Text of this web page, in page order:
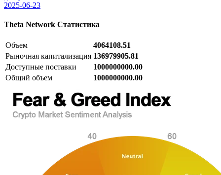
2025-06-23
Theta Network Статистика
Объем
4064108.51
Рыночная капитализация 136979905.81
Доступные поставки
1000000000.00
Общий объем
1000000000.00